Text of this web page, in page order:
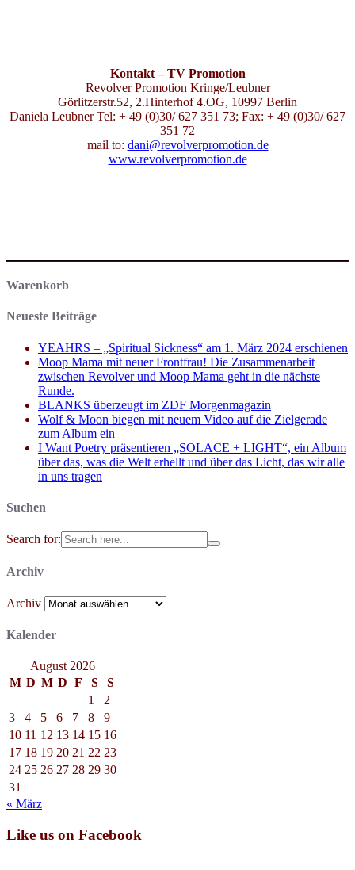
Kontakt – TV Promotion
Revolver Promotion Kringe/Leubner
Görlitzerstr.52, 2.Hinterhof 4.OG, 10997 Berlin
Daniela Leubner Tel: + 49 (0)30/ 627 351 73; Fax: + 49 (0)30/ 627
351 72
mail to: dani@revolverpromotion.de
www.revolverpromotion.de
Warenkorb
Neueste Beiträge
YEAHRS – „Spiritual Sickness“ am 1. März 2024 erschienen
Moop Mama mit neuer Frontfrau! Die Zusammenarbeit
zwischen Revolver und Moop Mama geht in die nächste
Runde.
BLANKS überzeugt im ZDF Morgenmagazin
Wolf & Moon biegen mit neuem Video auf die Zielgerade
zum Album ein
I Want Poetry präsentieren „SOLACE + LIGHT“, ein Album
über das, was die Welt erhellt und über das Licht, das wir alle
in uns tragen
Suchen
Search for:
Archiv
Archiv
Kalender
August 2026
M D M D F S
S
1
2
3
4 5 6 7 8
9
10 11 12 13 14 15 16
17 18 19 20 21 22 23
24 25 26 27 28 29 30
31
« März
Like us on Facebook